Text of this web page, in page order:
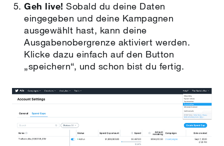
Geh live! Sobald du deine Daten
eingegeben und deine Kampagnen
ausgewählt hast, kann deine
Ausgabenobergrenze aktiviert werden.
Klicke dazu einfach auf den Button
„speichern“, und schon bist du fertig.